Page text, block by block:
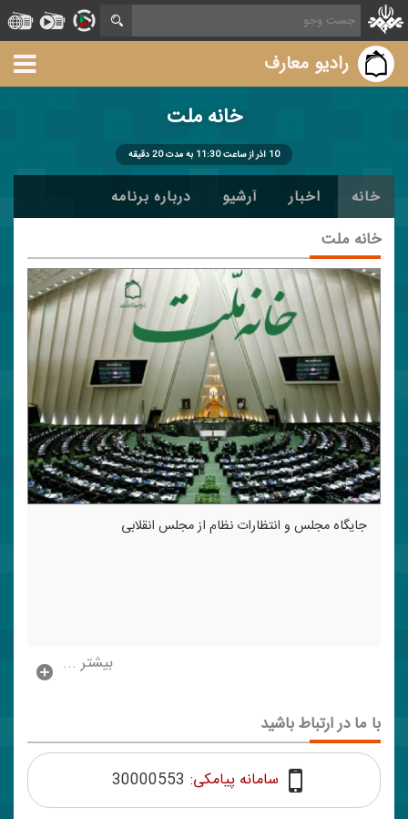
رادیو معارف
خانه ملت
10 آذر از ساعت 11:30 به مدت 20 دقیقه
خانه اخبار آرشیو درباره برنامه
خانه ملت
جایگاه مجلس و انتظارات نظام از مجلس انقلابی
بیشتر ...
با ما در ارتباط باشید
سامانه پیامکی: 30000553